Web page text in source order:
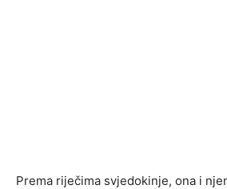
Prema riječima svjedokinje, ona i